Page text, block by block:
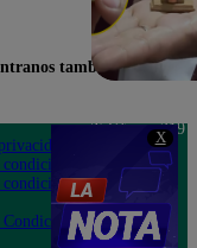
X
también en
Teléfono: 219
Av. San
Felipe 968
Jesús María